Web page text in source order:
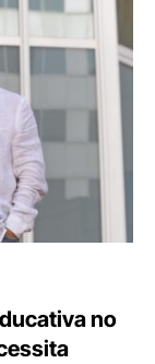
no